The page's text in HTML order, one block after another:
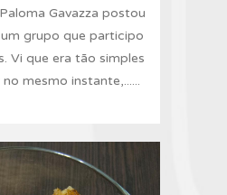
Gavazza postou
grupo que participo
Vi que era tão simples
mesmo instante,......